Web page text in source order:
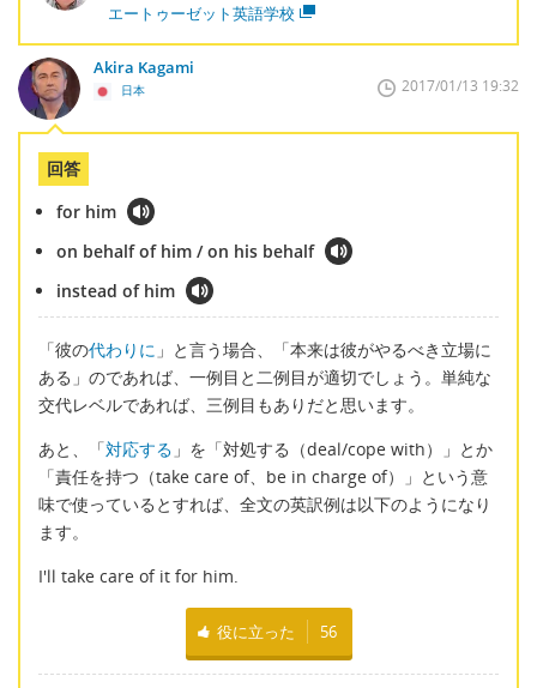
エートゥーゼット英語学校
Akira Kagami
日本 2017/01/13 19:32
回答
for him
on behalf of him / on his behalf
instead of him
「彼の代わりに 」と言う場合、「本来は彼がやるべき立場に
ある」のであれば、一例目と二例目が適切でしょう。単純な
交代レベルであれば、三例目もありだと思います。
あと、「対応する 」を「対処する（deal/cope with）」とか
「責任を持つ（take care of、be in charge of）」という意
味で使っているとすれば、全文の英訳例は以下のようになり
ます。
I'll take care of it for him.
役に立った 56